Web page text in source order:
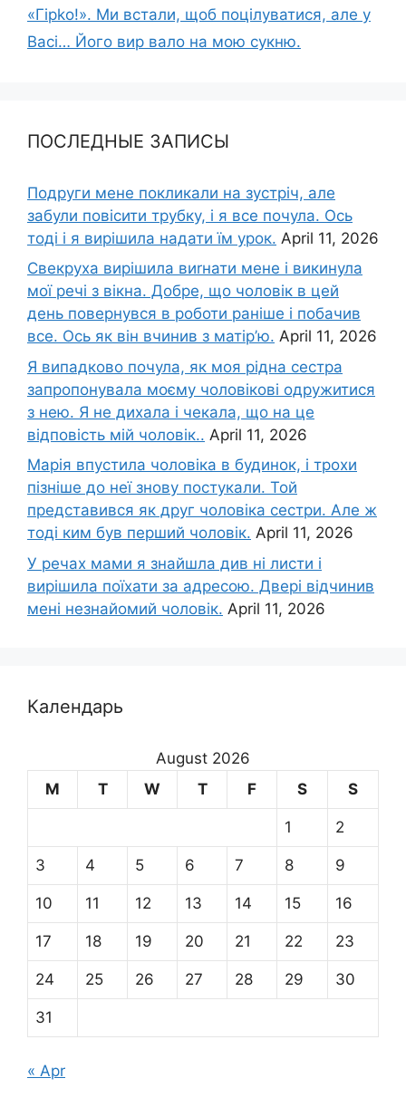
«Гірkо!». Ми встали, щоб поцілуватися, але у
Васі… Його виp вало на мою сукню.
ПОСЛЕДНЫЕ ЗАПИСЫ
Подруги мене покликали на зустріч, але
забули повісити трубку, і я все почула. Ось
тоді і я вирішила надати їм урок. April 11, 2026
Свекруха вирішила виrнати мене і викинула
мої речі з вікна. Добре, що чоловік в цей
день повернувся в роботи раніше і побачив
все. Ось як він вчинив з матір’ю. April 11, 2026
Я випадково почула, як моя рідна сестра
запропонувала моєму чоловікові одружитися
з нею. Я не дихала і чекала, що на це
відповість мій чоловік.. April 11, 2026
Марія впустила чоловіка в будинок, і трохи
пізніше до неї знову постукали. Той
представився як друг чоловіка сестри. Але ж
тоді ким був перший чоловік. April 11, 2026
У речах мами я знайшла див ні листи і
вирішила поїхати за адресою. Двері відчинив
мені незнайомий чоловік. April 11, 2026
Календарь
August 2026
M
T W T F S S
1 2
3 4 5 6 7 8 9
10 11 12 13 14 15 16
17 18 19 20 21 22 23
24 25 26 27 28 29 30
31
« Apr